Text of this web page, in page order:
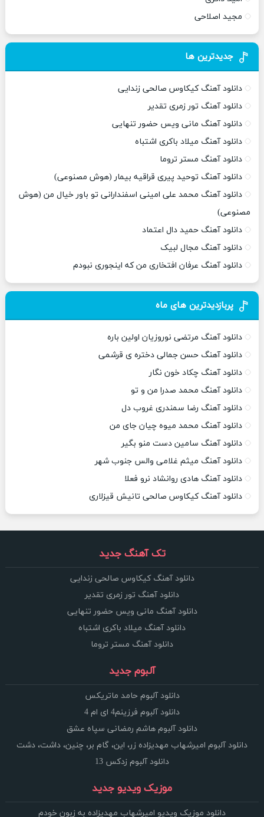
مجید اصلاحی
جدیدترین ها
دانلود آهنگ کیکاوس صالحی زندایی
دانلود آهنگ تور زمری تقدیر
دانلود آهنگ مانی ویس حضور تنهایی
دانلود آهنگ میلاد باکری اشتباه
دانلود آهنگ مستر تروما
دانلود آهنگ توحید پیری قراقیه بیمار (هوش مصنوعی)
دانلود آهنگ محمد علی امینی اسفندارانی تو باور خیال من (هوش
مصنوعی)
دانلود آهنگ حمید دال اعتماد
دانلود آهنگ مجال لبیک
دانلود آهنگ عرفان افتخاری من که اینجوری نبودم
پربازدیدترین های ماه
دانلود آهنگ مرتضی نوروزیان اولین باره
دانلود آهنگ حسن جمالی دختره ی قرشمی
دانلود آهنگ چکاد خون نگار
دانلود آهنگ محمد صدرا من و تو
دانلود آهنگ رضا سمندری غروب دل
دانلود آهنگ محمد میوه چیان جای من
دانلود آهنگ سامین دست منو بگیر
دانلود آهنگ میثم غلامی والس جنوب شهر
دانلود آهنگ هادی روانشاد نرو فعلا
دانلود آهنگ کیکاوس صالحی تانیش قیزلاری
تک آهنگ جدید
دانلود آهنگ کیکاوس صالحی زندایی
دانلود آهنگ تور زمری تقدیر
دانلود آهنگ مانی ویس حضور تنهایی
دانلود آهنگ میلاد باکری اشتباه
دانلود آهنگ مستر تروما
آلبوم جدید
دانلود آلبوم حامد ماتریکس
دانلود آلبوم فرزینم4 ای ام 4
دانلود آلبوم هاشم رمضانی سپاه عشق
دانلود آلبوم امیرشهاب مهدیزاده زر، این، گام بر، چنین، داشت، دشت
دانلود آلبوم زدکس 13
موزیک ویدیو جدید
دانلود موزیک ویدیو امیرشهاب مهدیزاده به زبون خودم